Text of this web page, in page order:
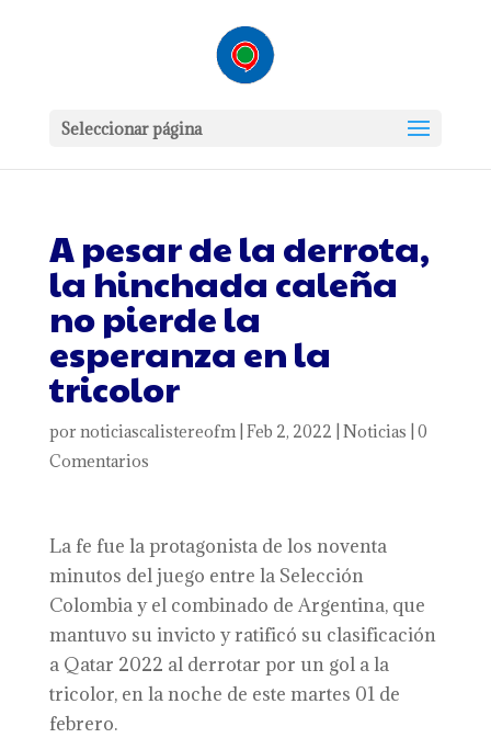
Seleccionar página
A pesar de la derrota,
la hinchada caleña
no pierde la
esperanza en la
tricolor
por noticiascalistereofm| Feb 2, 2022 Noticias 0
Comentarios
La fe fue la protagonista de los noventa
minutos del juego entre la Selección
Colombia y el combinado de Argentina, que
mantuvo su invicto y ratificó su clasificación
a Qatar 2022 al derrotar por un gol a la
tricolor, en la noche de este martes 01 de
febrero.